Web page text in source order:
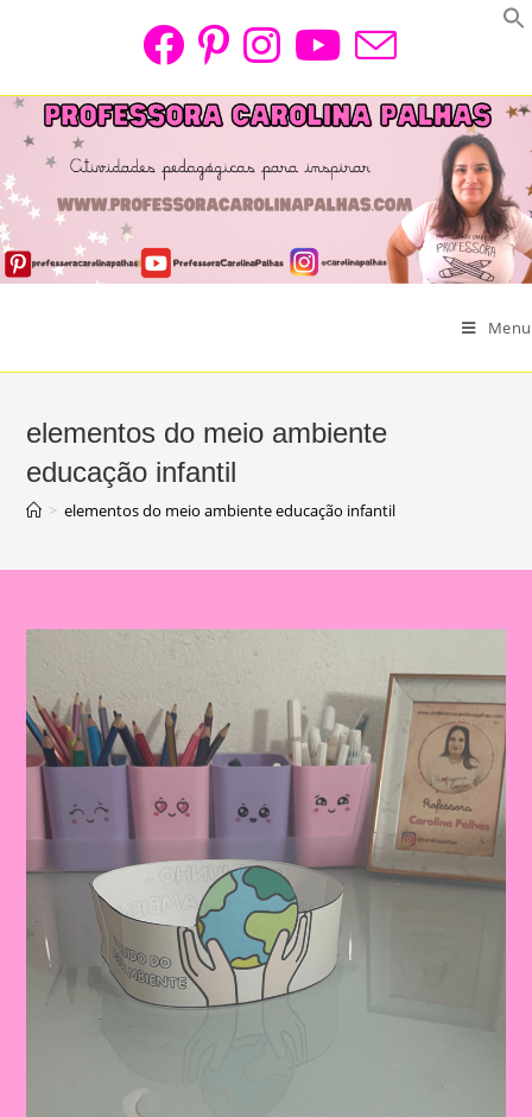
Menu
elementos do meio ambiente
educação infantil
> elementos do meio ambiente educação infantil